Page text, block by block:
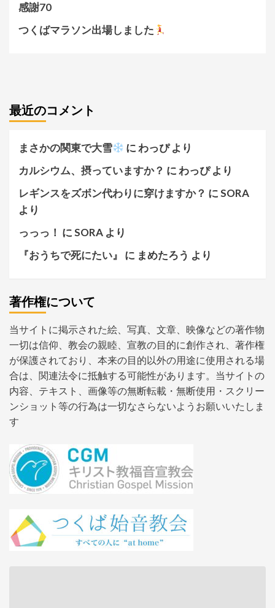
感謝70
つくばマラソン出場しました
最近のコメント
まさかの関東で大雪 に わっぴより
カルシウム、摂っていますか？ に わっぴより
レギンスをズボン代わりに穿けますか？ にSORA
より
っっっ！ にSORA より
『おうちで死にたい』
に まめたろう より
著作権について
当サイトに掲示された絵、写真、文章、映像などの著作物
一切は信仰、教会の親睦、宣教の目的に創作され、著作権
が保護されており、本来の目的以外の用途に使用される場
合は、関連法令に抵触する可能性があります。当サイトの
内容、テキスト、画像等の無断転載・無断使用・スクリー
ンショット等の行為は一切なさらないようお願いいたしま
す